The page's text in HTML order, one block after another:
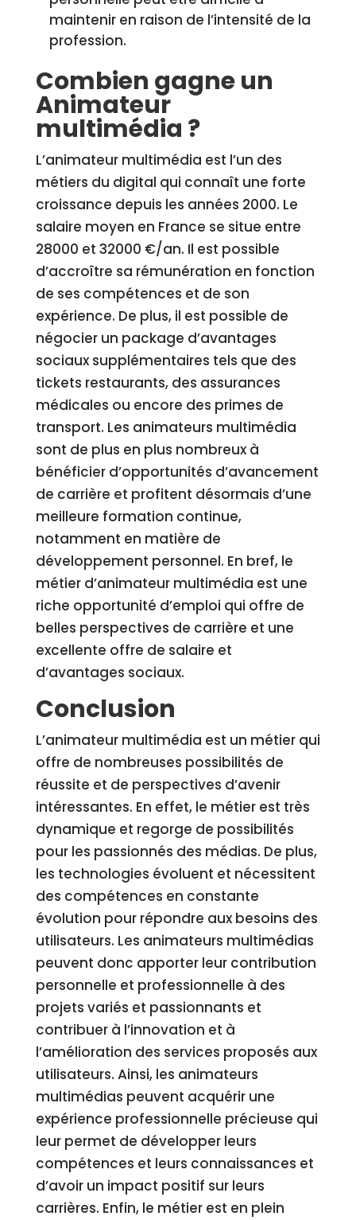
maintenir en raison de l’intensité de la
profession.
Combien gagne un
Animateur
multimédia ?
L’animateur multimédia est l’un des
métiers du digital qui connaît une forte
croissance depuis les années 2000. Le
salaire moyen en France se situe entre
28000 et 32000 €/an. Il est possible
d’accroître sa rémunération en fonction
de ses compétences et de son
expérience. De plus, il est possible de
négocier un package d’avantages
sociaux supplémentaires tels que des
tickets restaurants, des assurances
médicales ou encore des primes de
transport. Les animateurs multimédia
sont de plus en plus nombreux à
bénéficier d’opportunités d’avancement
de carrière et profitent désormais d’une
meilleure formation continue,
notamment en matière de
développement personnel. En bref, le
métier d’animateur multimédia est une
riche opportunité d’emploi qui offre de
belles perspectives de carrière et une
excellente offre de salaire et
d’avantages sociaux.
Conclusion
L’animateur multimédia est un métier qui
offre de nombreuses possibilités de
réussite et de perspectives d’avenir
intéressantes. En effet, le métier est très
dynamique et regorge de possibilités
pour les passionnés des médias. De plus,
les technologies évoluent et nécessitent
des compétences en constante
évolution pour répondre aux besoins des
utilisateurs. Les animateurs multimédias
peuvent donc apporter leur contribution
personnelle et professionnelle à des
projets variés et passionnants et
contribuer à l’innovation et à
l’amélioration des services proposés aux
utilisateurs. Ainsi, les animateurs
multimédias peuvent acquérir une
expérience professionnelle précieuse qui
leur permet de développer leurs
compétences et leurs connaissances et
d’avoir un impact positif sur leurs
carrières. Enfin, le métier est en plein